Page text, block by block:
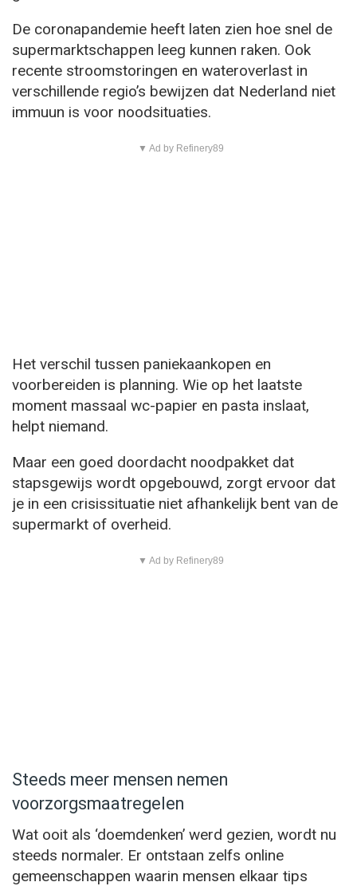
De coronapandemie heeft laten zien hoe snel de
supermarktschappen leeg kunnen raken. Ook
recente stroomstoringen en wateroverlast in
verschillende regio’s bewijzen dat Nederland niet
immuun is voor noodsituaties.
▼ Ad by Refinery89
Het verschil tussen paniekaankopen en
voorbereiden is planning. Wie op het laatste
moment massaal wc-papier en pasta inslaat,
helpt niemand.
Maar een goed doordacht noodpakket dat
stapsgewijs wordt opgebouwd, zorgt ervoor dat
je in een crisissituatie niet afhankelijk bent van de
supermarkt of overheid.
▼ Ad by Refinery89
Steeds meer mensen nemen
voorzorgsmaatregelen
Wat ooit als ‘doemdenken’ werd gezien, wordt nu
steeds normaler. Er ontstaan zelfs online
gemeenschappen waarin mensen elkaar tips